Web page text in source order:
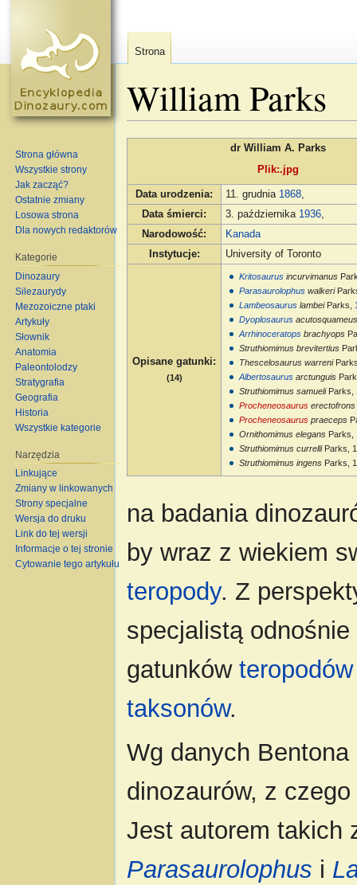
William Parks
dr William A. Parks
Plik:.jpg
Data urodzenia: 11. grudnia 1868,
Data śmierci: 3. października 1936,
Narodowość:
Kanada
Instytucje: University of Toronto
Opisane gatunki:
(14)
Kritosaurus incurvimanus
Parasaurolophus walkeri
Lambeosaurus lambeiParks,
Dyoplosaurus
Arrhinoceratops brachyops
Struthiomimus brevitertius
Thescelosaurus warreni
Albertosaurus arctunguis
Struthiomimus samueliParks,
Procheneosaurus erectofrons
Procheneosaurus praeceps
Ornithomimus elegans Parks,
Struthiomimus currelliParks,
Struthiomimus ingens Parks,
na badania
by wraz z wiekiem
teropody. Z
specjalistą
gatunkówteropodów
taksonów.
Wg danych Bentona
dinozaurów, z
Jest autorem takich
Parasaurolophus i
Strona
Strona główna
Wszystkie strony
Jak zacząć?
Ostatnie zmiany
Losowa strona
Dla nowych redaktorów
Kategorie
Dinozaury
Silezaurydy
Mezozoiczne ptaki
Artykuły
Słownik
Anatomia
Paleontolodzy
Stratygrafia
Geografia
Historia
Wszystkie kategorie
Narzędzia
Linkujące
Zmiany w linkowanych
Strony specjalne
Wersja do druku
Link do tej wersji
Informacje o tej stronie
Cytowanie tego artykułu